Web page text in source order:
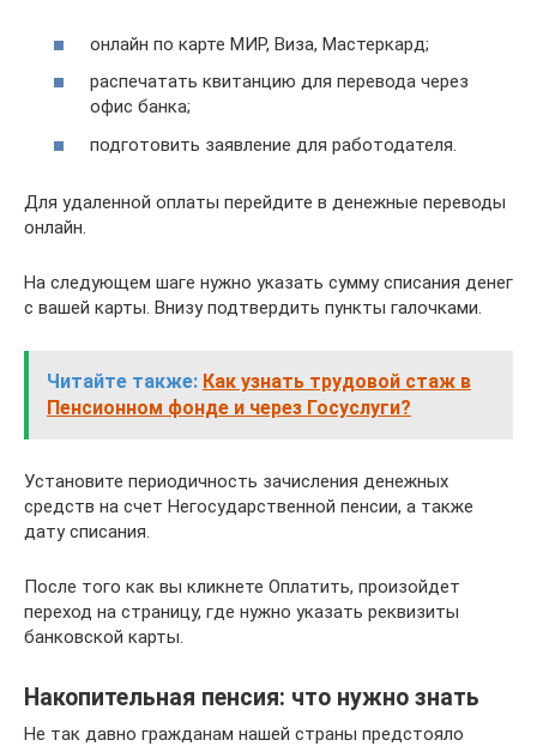
онлайн по карте МИР, Виза, Мастеркард;
распечатать квитанцию для перевода через
офис банка;
подготовить заявление для работодателя.
Для удаленной оплаты перейдите в денежные переводы
онлайн.
На следующем шаге нужно указать сумму списания денег
с вашей карты. Внизу подтвердить пункты галочками.
Читайте также: Как узнать трудовой стаж в
Пенсионном фонде и через Госуслуги?
Установите периодичность зачисления денежных
средств на счет Негосударственной пенсии, а также
дату списания.
После того как вы кликнете Оплатить, произойдет
переход на страницу, где нужно указать реквизиты
банковской карты.
Накопительная пенсия: что нужно знать
Не так давно гражданам нашей страны предстояло